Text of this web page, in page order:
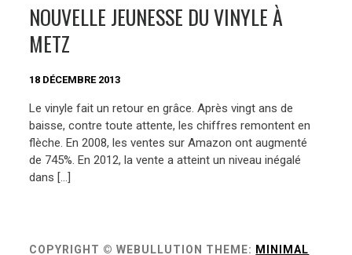
NOUVELLE JEUNESSE DU VINYLE À
METZ
18 DÉCEMBRE 2013
Le vinyle fait un retour en grâce. Après vingt ans de
baisse, contre toute attente, les chiffres remontent en
flèche. En 2008, les ventes sur Amazon ont augmenté
de 745%. En 2012, la vente a atteint un niveau inégalé
dans […]
COPYRIGHT © WEBULLUTION THEME: MINIMAL